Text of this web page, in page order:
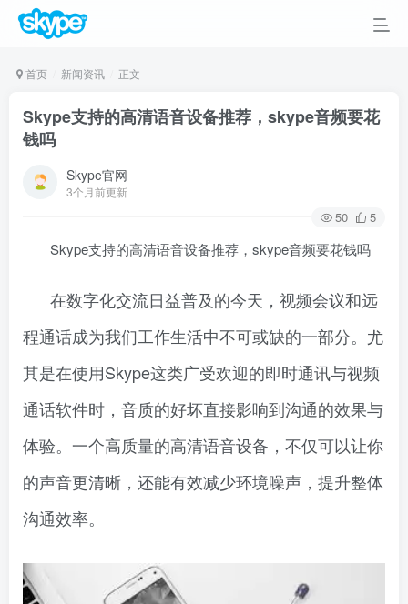
首页 新闻资讯 正文
Skype支持的高清语音设备推荐，skype音频要花
钱吗
Skype官网
3个月前更新
50 5
Skype支持的高清语音设备推荐，skype音频要花钱吗
在数字化交流日益普及的今天，视频会议和远
程通话成为我们工作生活中不可或缺的一部分。尤
其是在使用Skype这类广受欢迎的即时通讯与视频
通话软件时，音质的好坏直接影响到沟通的效果与
体验。一个高质量的高清语音设备，不仅可以让你
的声音更清晰，还能有效减少环境噪声，提升整体
沟通效率。